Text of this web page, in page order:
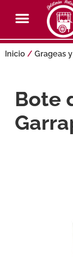
Inicio / Grageas
Bote